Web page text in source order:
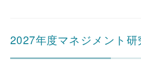
2027年度マネジメント研